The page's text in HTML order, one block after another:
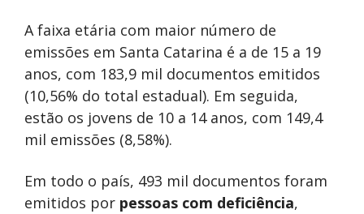
A faixa etária com maior número de
emissões em Santa Catarina é a de 15 a 19
anos, com 183,9 mil documentos emitidos
(10,56% do total estadual). Em seguida,
estão os jovens de 10 a 14 anos, com 149,4
mil emissões (8,58%).
Em todo o país, 493 mil documentos foram
emitidos por pessoas com deficiência,